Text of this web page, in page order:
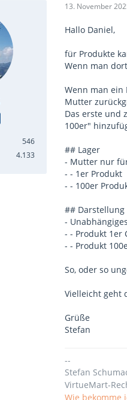
546
4.133
13. November
Hallo Daniel,
für Produkte
Wenn man
Wenn man ein
Mutter
Das erste und
100er"
## Lager
- Mutter nur
- - 1er Produkt
- - 100er
## Darstellung
-
- - Produkt 1er
- - Produkt
So, oder so
Vielleicht geht
Grüße
Stefan
--
Stefan
VirtueMart-
Wie bekomme